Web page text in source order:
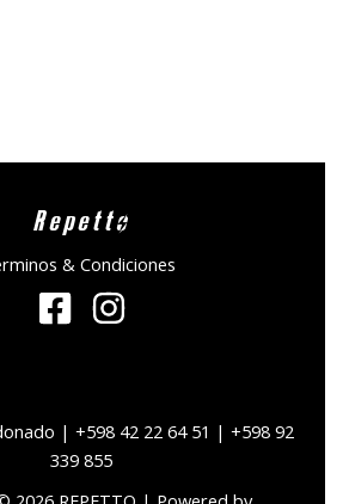
Repetto
& Condiciones
| +598 42 22 64 51 | +598 92
339 855